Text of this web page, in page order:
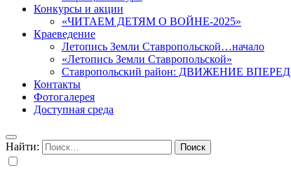
Конкурсы и акции
«ЧИТАЕМ ДЕТЯМ О ВОЙНЕ-2025»
Краеведение
Летопись Земли Ставропольской…начало
«Летопись Земли Ставропольской»
Ставропольский район: ДВИЖЕНИЕ ВПЕРЕД
Контакты
Фотогалерея
Доступная среда
Найти: